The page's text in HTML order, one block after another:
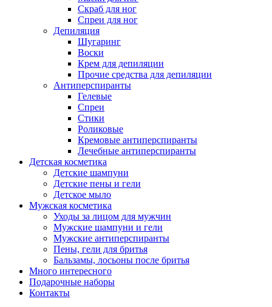
Скраб для ног
Спреи для ног
Депиляция
Шугаринг
Воски
Крем для депиляции
Прочие средства для депиляции
Антиперспиранты
Гелевые
Спреи
Стики
Роликовые
Кремовые антиперспиранты
Лечебные антиперспиранты
Детская косметика
Детские шампуни
Детские пены и гели
Детское мыло
Мужская косметика
Уходы за лицом для мужчин
Мужские шампуни и гели
Мужские антиперспиранты
Пены, гели для бритья
Бальзамы, лосьоны после бритья
Много интересного
Подарочные наборы
Контакты